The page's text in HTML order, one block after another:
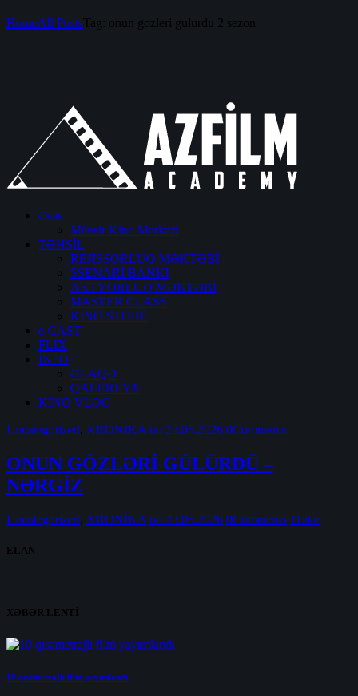
HomeAll Posts Tag: onun gozleri gulurdu 2 sezon
Əsas
Müasir Kino Mərkəzi
TƏHSİL
REJİSSORLUQ MƏKTƏBİ
SSENARİ BANKI
AKTYORLUQ MƏKTƏBİ
MASTER CLASS
KİNO STORE
e-CAST
FLIX
İNFO
ƏLAQƏ
QALEREYA
KİNO VLOG
Uncategorized, XRONİKA on 23.05.2026 0Comments
ONUN GÖZLƏRİ GÜLÜRDÜ –
NƏRGİZ
Uncategorized, XRONİKA on 23.05.2026 0Comments 1Like
ELAN
XƏBƏR LENTİ
10 qısametrajlı film yayımlandı